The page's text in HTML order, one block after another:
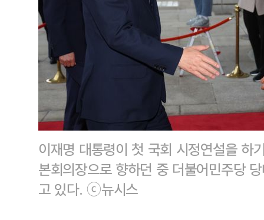
이재명 대통령이 첫 국회 시정연설을
본회의장으로 향하던 중 더불어민주당
고 있다. ⓒ뉴시스